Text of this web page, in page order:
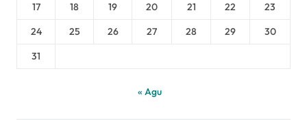
17
18 19 20 21 22
23
24
25 26 27 28 29
30
31
« Agu